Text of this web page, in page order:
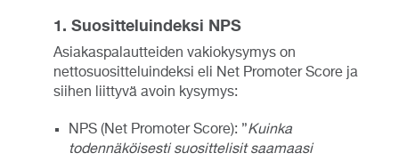
1. Suositteluindeksi NPS
Asiakaspalautteiden vakiokysymys on
nettosuositteluindeksi eli Net Promoter Score ja
siihen liittyvä avoin kysymys:
NPS (Net Promoter Score): ”Kuinka
todennäköisesti suosittelisit saamaasi